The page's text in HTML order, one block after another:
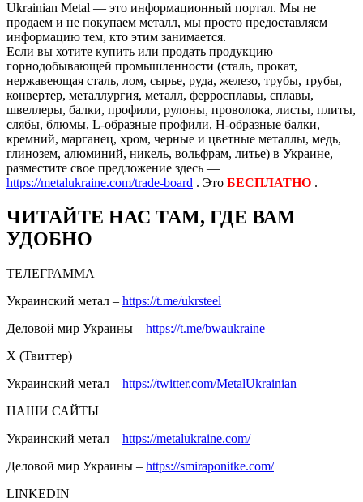
Ukrainian Metal — это информационный портал. Мы не
продаем и не покупаем металл, мы просто предоставляем
информацию тем, кто этим занимается.
Если вы хотите купить или продать продукцию
горнодобывающей промышленности (сталь, прокат,
нержавеющая сталь, лом, сырье, руда, железо, трубы, трубы,
конвертер, металлургия, металл, ферросплавы, сплавы,
швеллеры, балки, профили, рулоны, проволока, листы, плиты,
слябы, блюмы, L-образные профили, H-образные балки,
кремний, марганец, хром, черные и цветные металлы, медь,
глинозем, алюминий, никель, вольфрам, литье) в Украине,
разместите свое предложение здесь —
https://metalukraine.com/trade-board . Это БЕСПЛАТНО .
ЧИТАЙТЕ НАС ТАМ, ГДЕ ВАМ
УДОБНО
ТЕЛЕГРАММА
Украинский метал – https://t.me/ukrsteel
Деловой мир Украины – https://t.me/bwaukraine
Х (Твиттер)
Украинский метал – https://twitter.com/MetalUkrainian
НАШИ САЙТЫ
Украинский метал – https://metalukraine.com/
Деловой мир Украины – https://smiraponitke.com/
LINKEDIN